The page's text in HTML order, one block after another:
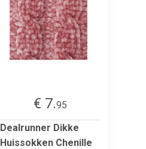
€ 7.95
Dealrunner Dikke
Huissokken Chenille